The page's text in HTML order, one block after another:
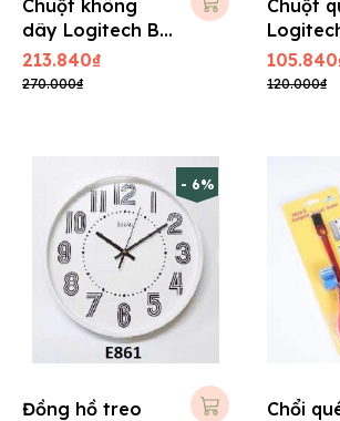
Chuột không
dây Logitech B
175
213.840₫
270.000₫
Chuột
USB,
120.000₫
- 6%
Đồng hồ treo
Chổi